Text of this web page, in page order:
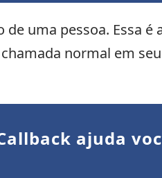
uma pessoa. Essa é
normal em
ajuda